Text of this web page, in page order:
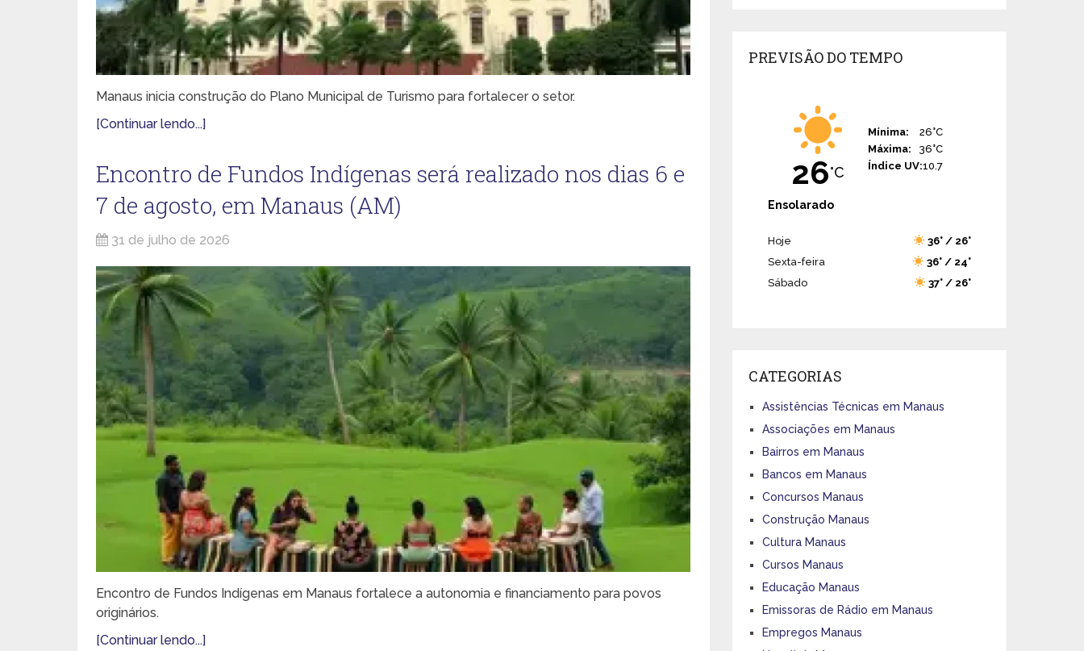
Manaus inicia construção do Plano Municipal de Turismo para fortalecer o setor.
[Continuar lendo...]
Encontro de Fundos Indígenas será realizado nos dias 6 e
7 de agosto, em Manaus (AM)
31 de julho de 2026
Encontro de Fundos Indígenas em Manaus fortalece a autonomia e financiamento para povos
originários.
[Continuar lendo...]
PREVISÃO DO TEMPO
26°C
Mínima:
26°C
Máxima:
36°C
Índice UV:10.7
Ensolarado
Hoje
36° / 26°
Sexta-feira
36° / 24°
Sábado
37° / 26°
CATEGORIAS
Assistências Técnicas em Manaus
Associações em Manaus
Bairros em Manaus
Bancos em Manaus
Concursos Manaus
Construção Manaus
Cultura Manaus
Cursos Manaus
Educação Manaus
Emissoras de Rádio em Manaus
Empregos Manaus